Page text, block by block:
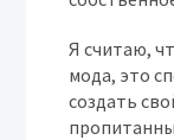
Я считаю,
мода, это
создать